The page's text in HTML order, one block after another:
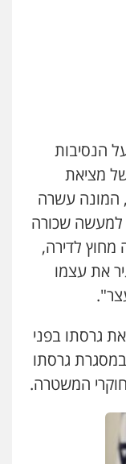
חמורה
מעצרים
וחקירות
הנסיבות
מציאת
המונה עשרה
למעשה שכורה
מחוץ לדירה,
את עצמו
גרסתו בפני
גרסתו
המשטרה.
וחקירות
פלילי
דין
לבן
וחקירות